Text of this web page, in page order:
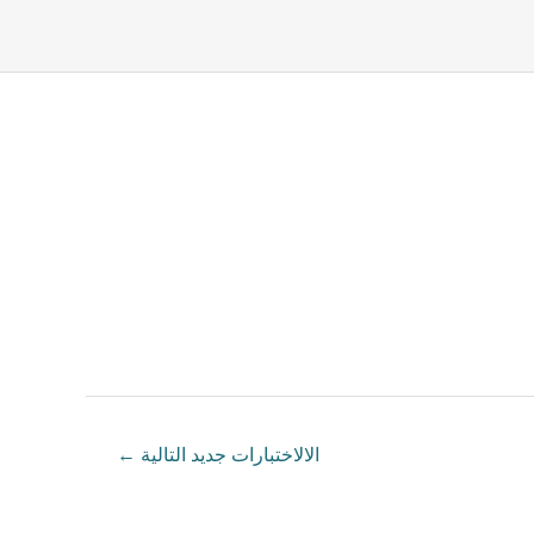
الالاختبارات جديد التالية ←